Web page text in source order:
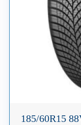
185/60R15